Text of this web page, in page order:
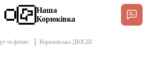
Наша
Корюківка
та фітнес Корюківська ДЮСШ